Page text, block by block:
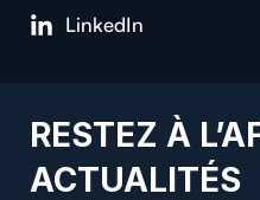
LinkedIn
RESTEZ À
ACTUALITÉS